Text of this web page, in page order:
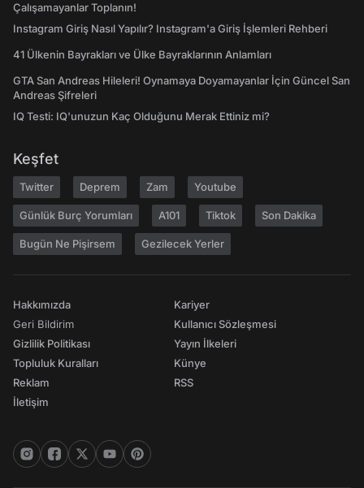
Çalışamayanlar Toplanın!
Instagram Giriş Nasıl Yapılır? Instagram'a Giriş İşlemleri Rehberi
41 Ülkenin Bayrakları ve Ülke Bayraklarının Anlamları
GTA San Andreas Hileleri! Oynamaya Doyamayanlar İçin Güncel San
Andreas Şifreleri
IQ Testi: IQ'unuzun Kaç Olduğunu Merak Ettiniz mi?
Keşfet
Twitter Deprem Zam Youtube
Günlük Burç Yorumları A101 Tiktok Son Dakika
Bugün Ne Pişirsem Gezilecek Yerler
Hakkımızda
Geri Bildirim
Gizlilik Politikası
Topluluk Kuralları
Reklam
İletişim
Kariyer
Kullanıcı Sözleşmesi
Yayın İlkeleri
Künye
RSS